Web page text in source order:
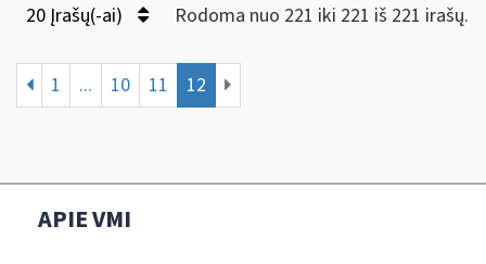
20 Įrašų(-ai) Rodoma nuo 221 iki 221 iš 221 irašų.
1 ... 10 11 12
APIE VMI